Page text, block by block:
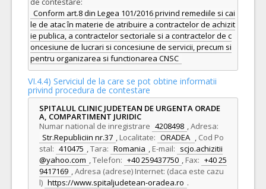
Conform art.8 din Legea 101/2016 privind remediile si cai
le de atac în materie de atribuire a contractelor de achizit
ie publica, a contractelor sectoriale si a contractelor de c
oncesiune de lucrari si concesiune de servicii, precum si
pentru organizarea si functionarea CNSC
VI.4.4) Serviciul de la care se pot obtine informatii
privind procedura de contestare
SPITALUL CLINIC JUDETEAN DE URGENTA ORADE
A, COMPARTIMENT JURIDIC
Numar national de inregistrare 4208498 ,Adresa:
Str.Republiciin nr.37 , Localitate: ORADEA , Cod Po
stal: 410475 ,Tara: Romania , E-mail: scjo.achizitii
@yahoo.com ,Telefon: +40 259437750 , Fax: +40 25
9417169 ,Adresa (adrese) Internet: (daca este cazu
l) https://www.spitaljudetean-oradea.ro .